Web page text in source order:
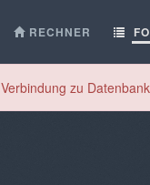
RECHNER
Verbindung zu